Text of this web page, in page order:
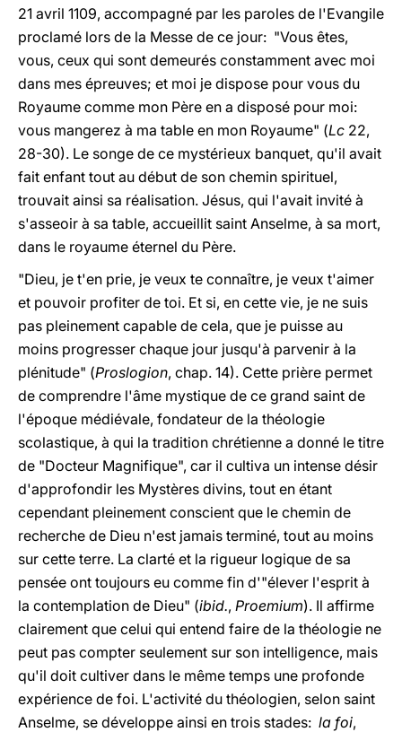
21 avril 1109, accompagné par les paroles de l'Evangile
proclamé lors de la Messe de ce jour: "Vous êtes,
vous, ceux qui sont demeurés constamment avec moi
dans mes épreuves; et moi je dispose pour vous du
Royaume comme mon Père en a disposé pour moi:
vous mangerez à ma table en mon Royaume" (Lc 22,
28-30). Le songe de ce mystérieux banquet, qu'il avait
fait enfant tout au début de son chemin spirituel,
trouvait ainsi sa réalisation. Jésus, qui l'avait invité à
s'asseoir à sa table, accueillit saint Anselme, à sa mort,
dans le royaume éternel du Père.
"Dieu, je t'en prie, je veux te connaître, je veux t'aimer
et pouvoir profiter de toi. Et si, en cette vie, je ne suis
pas pleinement capable de cela, que je puisse au
moins progresser chaque jour jusqu'à parvenir à la
plénitude" (Proslogion, chap. 14). Cette prière permet
de comprendre l'âme mystique de ce grand saint de
l'époque médiévale, fondateur de la théologie
scolastique, à qui la tradition chrétienne a donné le titre
de "Docteur Magnifique", car il cultiva un intense désir
d'approfondir les Mystères divins, tout en étant
cependant pleinement conscient que le chemin de
recherche de Dieu n'est jamais terminé, tout au moins
sur cette terre. La clarté et la rigueur logique de sa
pensée ont toujours eu comme fin d'"élever l'esprit à
la contemplation de Dieu" (ibid., Proemium). Il affirme
clairement que celui qui entend faire de la théologie ne
peut pas compter seulement sur son intelligence, mais
qu'il doit cultiver dans le même temps une profonde
expérience de foi. L'activité du théologien, selon saint
Anselme, se développe ainsi en trois stades: la foi,